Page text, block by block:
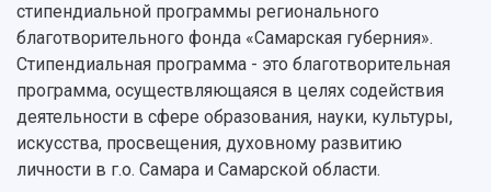
НАЗАД
Об университете
Новости
Главные новости
Образование
Почему я выбираю Самарский университет?
Научно-исследовательская деятельность
Основные научные направления
стипендиальной программы регионального
благотворительного фонда «Самарская губерния».
Стипендиальная программа - это благотворительная
программа, осуществляющаяся в целях содействия
деятельности в сфере образования, науки, культуры,
искусства, просвещения, духовному развитию
личности в г.о. Самара и Самарской области.